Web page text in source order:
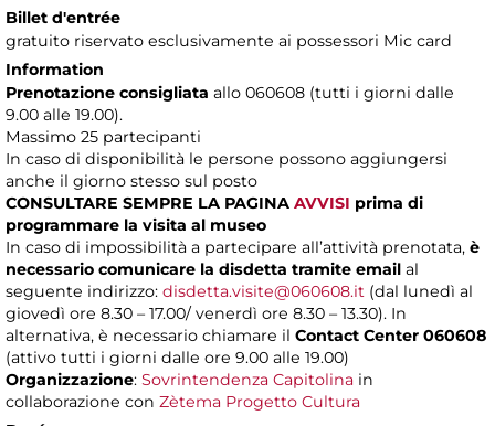
Billet d'entrée
gratuito riservato esclusivamente ai possessori Mic card
Information
Prenotazione consigliata allo 060608 (tutti i giorni dalle
9.00 alle 19.00).
Massimo 25 partecipanti
In caso di disponibilità le persone possono aggiungersi
anche il giorno stesso sul posto
CONSULTARE SEMPRE LA PAGINA AVVISI prima di
programmare la visita al museo
In caso di impossibilità a partecipare all’attività prenotata, è
necessario comunicare la disdetta tramite email al
seguente indirizzo: disdetta.visite@060608.it (dal lunedì al
giovedì ore 8.30 – 17.00/ venerdì ore 8.30 – 13.30). In
alternativa, è necessario chiamare il Contact Center 060608
(attivo tutti i giorni dalle ore 9.00 alle 19.00)
Organizzazione: Sovrintendenza Capitolina in
collaborazione con Zètema Progetto Cultura